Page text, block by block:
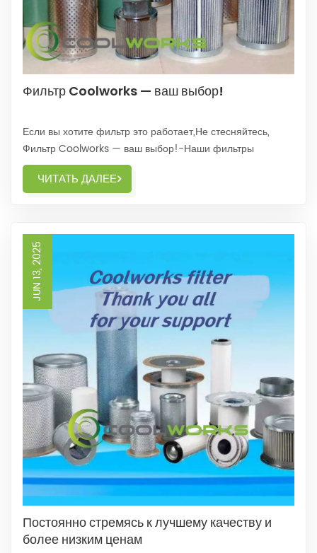
Фильтр Coolworks — ваш выбор!
Если вы хотите фильтр это работает,Не стесняйтесь,
Фильтр Coolworks — ваш выбор!-Наши фильтры
хорошее соотношение цены и качества.Вы можете
наслаждаться более высоким качеством за меньшие
компрессора,Это также...
ЧИТАТЬ ДАЛЕЕ
JUN 13, 2025
Постоянно стремясь к лучшему качеству и
более низким ценам